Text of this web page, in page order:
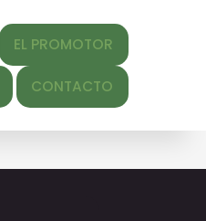
3.0.png" title="Link